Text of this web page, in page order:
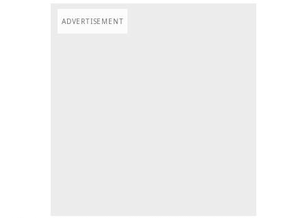
ADVERTISEMENT